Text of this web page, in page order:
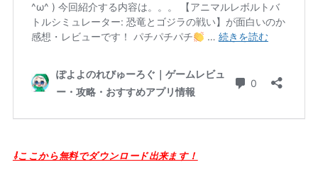
⇩ここから無料でダウンロード出来ます！